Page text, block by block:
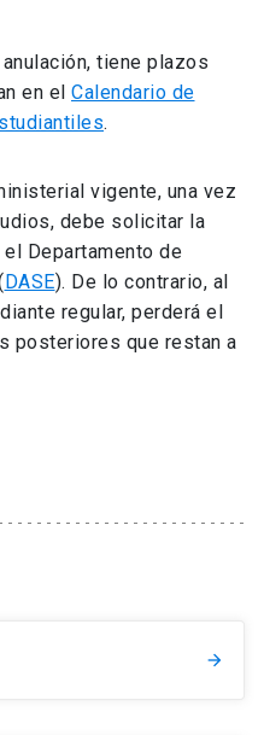
tiene plazos
en el Calendario de
.
vigente, una vez
debe solicitar la
Departamento de
DASE). De lo contrario, al
regular, perderá el
posteriores que restan a
arrow_forward